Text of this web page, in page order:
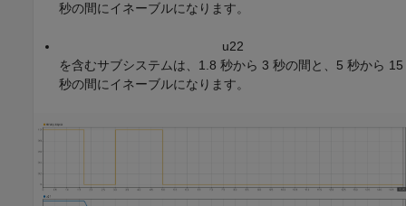
秒の間にイネーブルになります。
u22
を含むサブシステムは、1.8 秒から 3 秒の間と、5 秒から 15
秒の間にイネーブルになります。